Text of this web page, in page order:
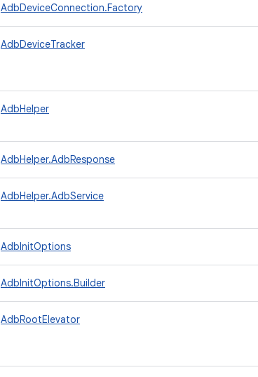
AdbDeviceConnection.Factory
AdbDeviceTracker
AdbHelper
AdbHelper.AdbResponse
AdbHelper.AdbService
AdbInitOptions
AdbInitOptions.Builder
AdbRootElevator